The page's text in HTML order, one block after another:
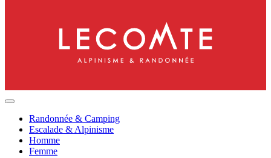
Randonnée & Camping
Escalade & Alpinisme
Homme
Femme